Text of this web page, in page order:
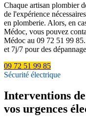
Chaque artisan plombier
de l'expérience
en plomberie. Alors, en
Médoc, vous pouvez
Médoc au 09 72 51 99
et 7j/7 pour des
09 72 51 99 85
Sécurité électrique
Interventions
vos urgences